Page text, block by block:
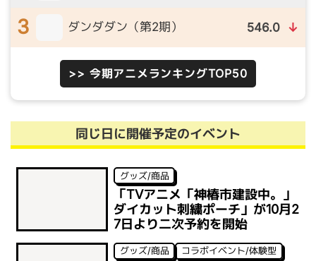
3 ダンダダン（第2期） 546.0 ↓
>> 今期アニメランキングTOP50
同じ日に開催予定のイベント
グッズ/商品
「TVアニメ「神椿市建設中。」
ダイカット刺繍ポーチ」が10月2
7日より二次予約を開始
グッズ/商品 コラボイベント/体験型